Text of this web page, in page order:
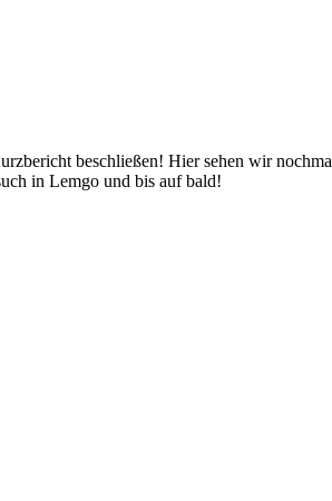
beschließen! Hier sehen wir
in Lemgo und bis auf bald!